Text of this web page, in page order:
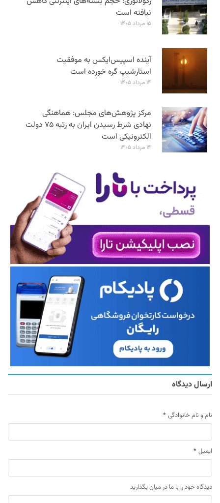
نیافته است
۱۵ مرداد ۱۴۰۵
آینده اسپیس‌ایکس به موفقیت
استارشیپ گره خورده است
۱۴ مرداد ۱۴۰۵
مرکز پژوهش‌های مجلس: هماهنگی
نهادی شرط رسیدن ایران به رتبه ۷۵ دولت
الکترونیکی است
۱۴ مرداد ۱۴۰۵
ارسال دیدگاه
نام و نام خانوادگی *
ایمیل *
دیدگاه خود را با ما در میان بگذارید